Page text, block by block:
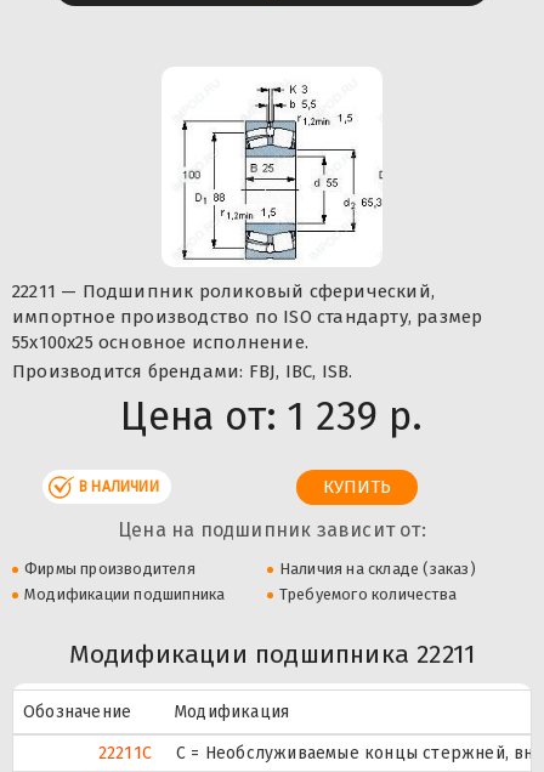
22211 — Подшипник роликовый сферический,
импортное производство по ISO стандарту, размер
55x100x25 основное исполнение.
Производится брендами: FBJ, IBC, ISB.
Цена от: 1 239 р.
В НАЛИЧИИ
Цена на подшипник зависит от:
Фирмы производителя
Наличия на складе (заказ)
Модификации подшипника
Требуемого количества
Модификации подшипника 22211
Обозначение
Модификация
22211C
С = Необслуживаемые концы стержней,